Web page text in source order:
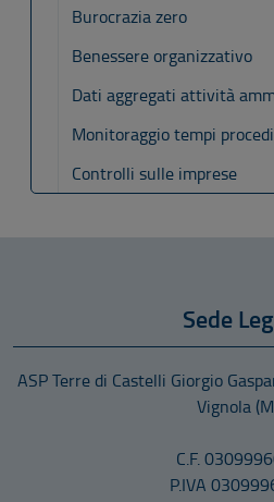
Burocrazia zero
Benessere organizzativo
Dati aggregati attività
Monitoraggio tempi
Controlli sulle imprese
Sede
ASP Terre di Castelli Giorgio
Vignola
C.F.
P.IVA